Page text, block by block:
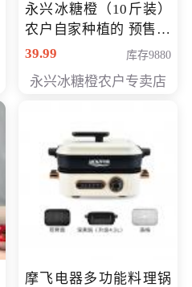
永兴冰糖橙（10斤装）
农户自家种植的 预售10
万斤 会员包邮专享价
39.99 库存9880
永兴冰糖橙农户专卖店
摩飞电器多功能料理锅